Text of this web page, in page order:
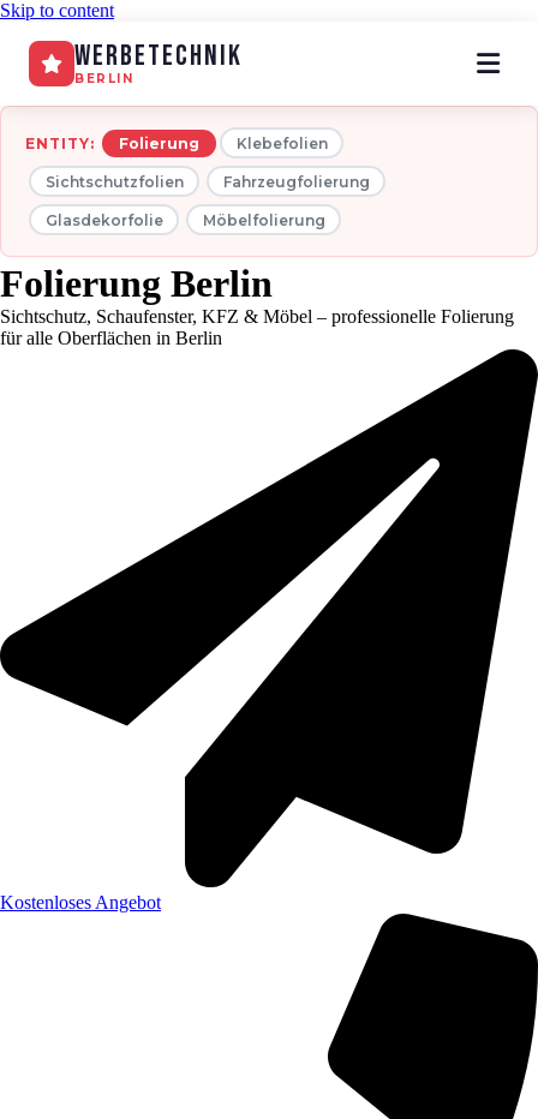
Skip to content
WerbeTechnik
BERLIN
ENTITY: Folierung Klebefolien
Sichtschutzfolien Fahrzeugfolierung
Glasdekorfolie Möbelfolierung
Folierung Berlin
Sichtschutz, Schaufenster, KFZ & Möbel – professionelle Folierung
für alle Oberflächen in Berlin
Kostenloses Angebot